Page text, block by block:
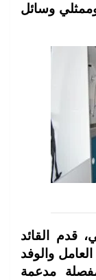
وممثلي وسائل
قدم القائد
العامل والوفد
مدعمة